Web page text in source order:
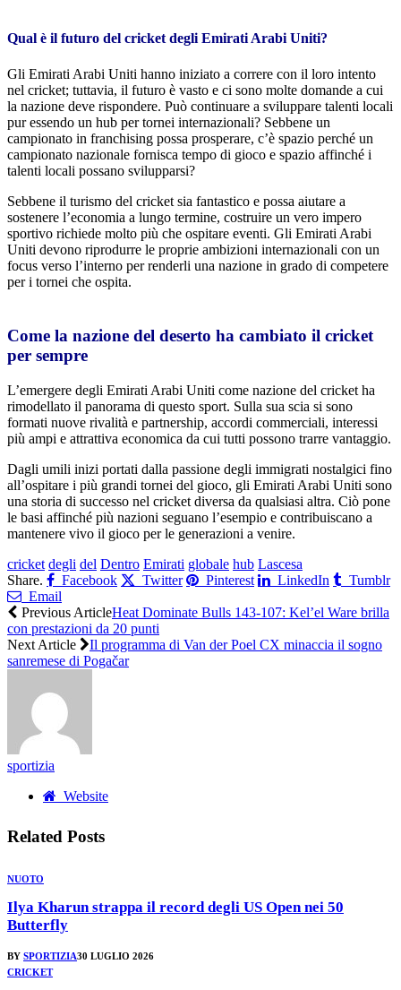
Qual è il futuro del cricket degli Emirati Arabi Uniti?
Gli Emirati Arabi Uniti hanno iniziato a correre con il loro intento
nel cricket; tuttavia, il futuro è vasto e ci sono molte domande a cui
la nazione deve rispondere. Può continuare a sviluppare talenti locali
pur essendo un hub per tornei internazionali? Sebbene un
campionato in franchising possa prosperare, c’è spazio perché un
campionato nazionale fornisca tempo di gioco e spazio affinché i
talenti locali possano svilupparsi?
Sebbene il turismo del cricket sia fantastico e possa aiutare a
sostenere l’economia a lungo termine, costruire un vero impero
sportivo richiede molto più che ospitare eventi. Gli Emirati Arabi
Uniti devono riprodurre le proprie ambizioni internazionali con un
focus verso l’interno per renderli una nazione in grado di competere
per i tornei che ospita.
Come la nazione del deserto ha cambiato il cricket
per sempre
L’emergere degli Emirati Arabi Uniti come nazione del cricket ha
rimodellato il panorama di questo sport. Sulla sua scia si sono
formati nuove rivalità e partnership, accordi commerciali, interessi
più ampi e attrattiva economica da cui tutti possono trarre vantaggio.
Dagli umili inizi portati dalla passione degli immigrati nostalgici fino
all’ospitare i più grandi tornei del gioco, gli Emirati Arabi Uniti sono
una storia di successo nel cricket diversa da qualsiasi altra. Ciò pone
le basi affinché più nazioni seguano l’esempio e contribuiscano a
mantenere vivo il gioco per le generazioni a venire.
cricket degli del Dentro Emirati globale hub Lascesa
Share.
Facebook Twitter Pinterest LinkedIn
Tumblr
Email
Previous ArticleHeat Dominate Bulls 143-107: Kel’el Ware brilla
con prestazioni da 20 punti
Next Article
Il programma di Van der Poel CX minaccia il sogno
sanremese di Pogačar
sportizia
Website
Related Posts
NUOTO
Ilya Kharun strappa il record degli US Open nei 50
Butterfly
BY SPORTIZIA30 LUGLIO 2026
CRICKET